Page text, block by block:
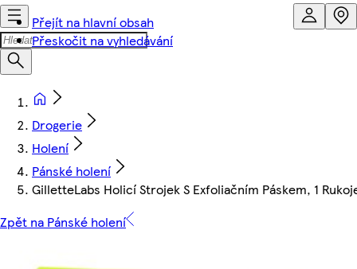
Přejít na hlavní obsah
Přeskočit na vyhledávání
Drogerie
Holení
Pánské holení
GilletteLabs Holicí Strojek S Exfoliačním Páskem, 1
Zpět na Pánské holení